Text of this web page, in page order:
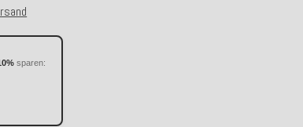
sparen: